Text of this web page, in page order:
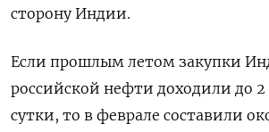
сторону Индии.
Если прошлым летом закупки
российской нефти доходили до
сутки, то в феврале составили